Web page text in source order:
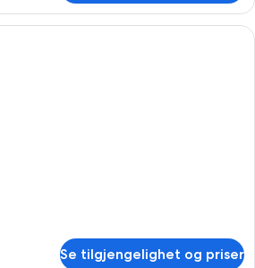
Rom – deluxe | Sengetøy av topp
Se tilgjengelighet og priser